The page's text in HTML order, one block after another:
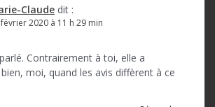
Claude dit :
2020 à 11 h 29 min
Contrairement à toi, elle a
bien, moi, quand les avis diffèrent à ce